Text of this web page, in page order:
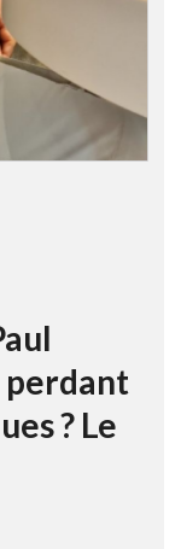
perdant
? Le